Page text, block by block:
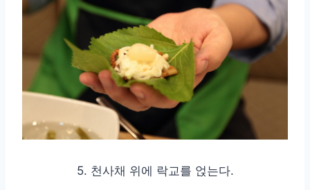
5. 천사채 위에 락교를 얹는다.